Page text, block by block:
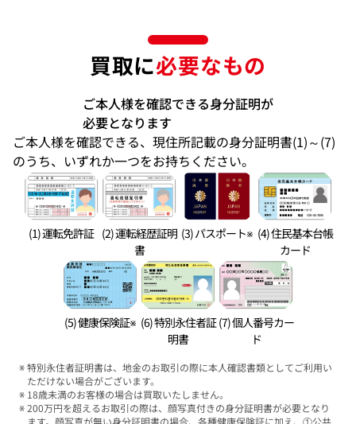
買取に必要なもの
ご本人様を確認できる身分証明が
必要となります
ご本人様を確認できる、現住所記載の身分証明書(1)～(7)
のうち、いずれか一つをお持ちください。
(1) 運転免許証 (2) 運転経歴証明
書
(3) パスポート※ (4) 住民基本台帳
カード
(5) 健康保険証※ (6) 特別永住者証
明書
(7) 個人番号カー
ド
特別永住者証明書は、地金のお取引の際に本人確認書類としてご利用い
ただけない場合がございます。
18歳未満のお客様の場合は買取いたしません。
200万円を超えるお取引の際は、顔写真付きの身分証明書が必要となり
ます。顔写真が無い身分証明書の場合、各種健康保険証に加え、①公共